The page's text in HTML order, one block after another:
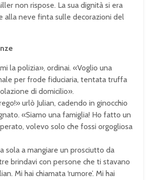
non rispose. La sua dignità si era
alla neve finta sulle decorazioni del
la polizia», ordinai. «Voglio una
per frode fiduciaria, tentata truffa
di domicilio».
urlò Julian, cadendo in ginocchio
«Siamo una famiglia! Ho fatto un
volevo solo che fossi orgogliosa
sola a mangiare un prosciutto da
brindavi con persone che ti stavano
Mi hai chiamata ‘rumore’. Mi hai